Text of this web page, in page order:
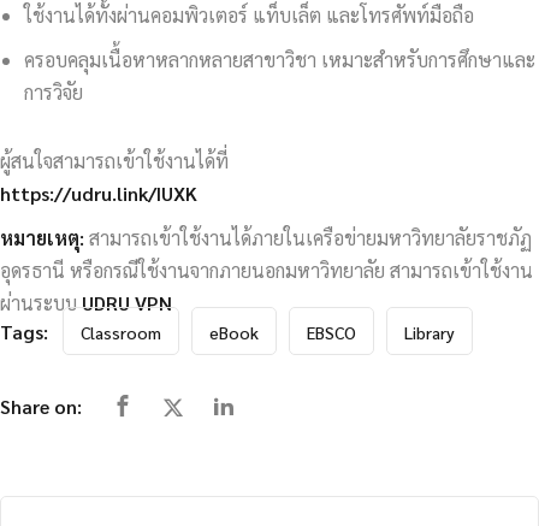
ใช้งานได้ทั้งผ่านคอมพิวเตอร์ แท็บเล็ต และโทรศัพท์มือถือ
ครอบคลุมเนื้อหาหลากหลายสาขาวิชา เหมาะสำหรับการศึกษาและ
การวิจัย
ผู้สนใจสามารถเข้าใช้งานได้ที่
https://udru.link/IUXK
หมายเหตุ: สามารถเข้าใช้งานได้ภายในเครือข่ายมหาวิทยาลัยราชภัฏ
อุดรธานี หรือกรณีใช้งานจากภายนอกมหาวิทยาลัย สามารถเข้าใช้งาน
ผ่านระบบUDRU VPN
Tags:
Classroom eBook EBSCO Library
Share on: